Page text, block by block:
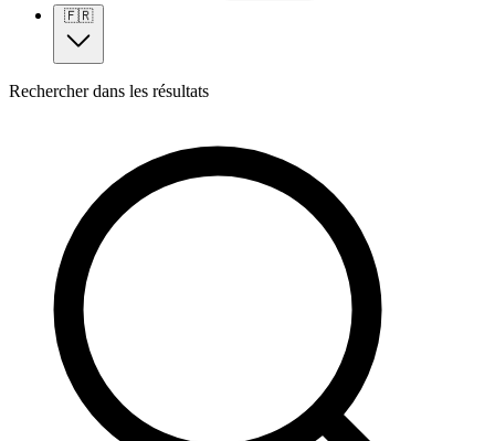
🇫🇷
Rechercher dans les résultats